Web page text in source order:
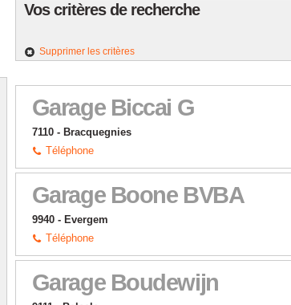
Vos critères de recherche
Supprimer les critères
Garage Biccai G
7110 - Bracquegnies
Téléphone
Garage Boone BVBA
9940 - Evergem
Téléphone
Garage Boudewijn